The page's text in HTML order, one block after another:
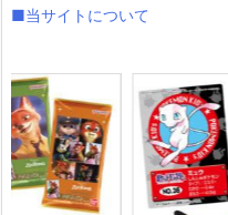
■当サイトについて